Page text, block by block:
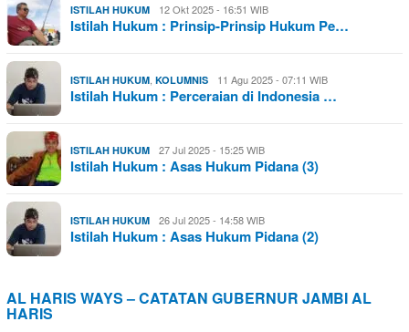
ISTILAH HUKUM 12 Okt 2025 - 16:51 WIB
Istilah Hukum : Prinsip-Prinsip Hukum Pe…
ISTILAH HUKUM KOLUMNIS 11 Agu 2025 - 07:11 WIB
Istilah Hukum : Perceraian di Indonesia …
ISTILAH HUKUM 27 Jul 2025 - 15:25 WIB
Istilah Hukum : Asas Hukum Pidana (3)
ISTILAH HUKUM 26 Jul 2025 - 14:58 WIB
Istilah Hukum : Asas Hukum Pidana (2)
AL HARIS WAYS – CATATAN GUBERNUR JAMBI AL
HARIS